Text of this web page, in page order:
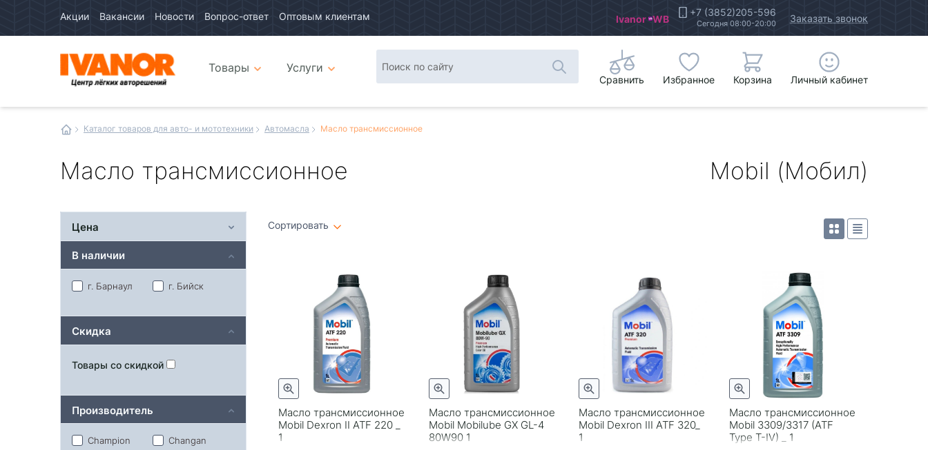
Акции Вакансии Новости Вопрос-ответ Оптовым клиентам Ivanor WB +7 (3852)205-596
Сегодня 08:00-20:00 Заказать звонок
интернетТовары
Услуги
Сравнить Избранное Корзина Личный кабинет
Каталог товаров для авто- и мототехники Автомасла Масло трансмиссионное
Масло трансмиссионное Mobil (Мобил)
Сортировать
Масло трансмиссионное
Mobil Dexron II ATF 220 _
1
Масло трансмиссионное
Mobil Mobilube GX GL-4
80W90 1
Масло трансмиссионное
Mobil Dexron III ATF 320_
1
Масло трансмиссионное
Mobil 3309/3317 (ATF
Type T-IV) _ 1
Цена
В наличии
г. Барнаул г. Бийск
Скидка
Товары со скидкой
Производитель
Champion
Changan